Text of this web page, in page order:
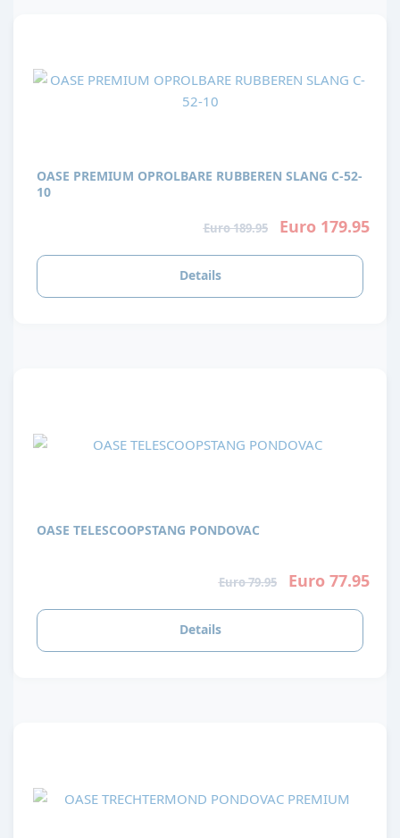
OASE PREMIUM OPROLBARE RUBBEREN SLANG C-52-
10
Euro 189.95 Euro 179.95
Details
OASE TELESCOOPSTANG PONDOVAC
Euro 79.95 Euro 77.95
Details